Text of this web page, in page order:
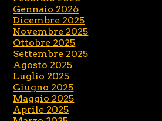
Gennaio 2026
Dicembre 2025
Novembre 2025
Ottobre 2025
Settembre 2025
Agosto 2025
Luglio 2025
Giugno 2025
Maggio 2025
Aprile 2025